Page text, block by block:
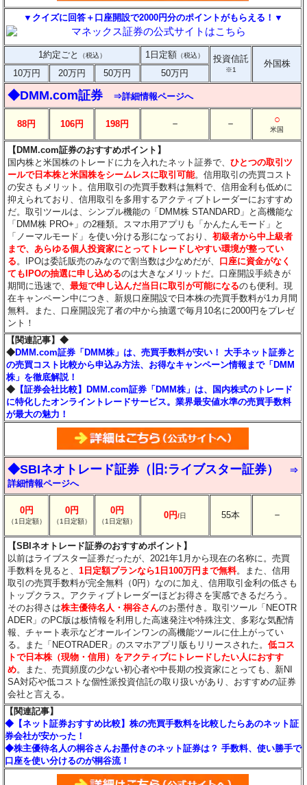
▼クイズに回答＋口座開設で2000円分のポイントがもらえる！▼
1約定ごと （税込） 1日定額 （税込） 投資信託
※1
外国株
10万円
20万円 50万円 50万円
◆DMM.com証券 ⇒詳細情報ページへ
88円 106円 198円 － － ○
米国
【DMM.com証券のおすすめポイント】
国内株と米国株のトレードに力を入れたネット証券で、ひとつの取引ツ
ールで日本株と米国株をシームレスに取引可能。信用取引の売買コスト
の安さもメリット。信用取引の売買手数料は無料で、信用金利も低めに
抑えられており、信用取引を多用するアクティブトレーダーにおすすめ
だ。取引ツールは、シンプル機能の「DMM株 STANDARD」と高機能な
「DMM株 PRO+」の2種類。スマホ用アプリも「かんたんモード」と
「ノーマルモード」を使い分ける形になっており、初級者から中上級者
まで、あらゆる個人投資家にとってトレードしやすい環境が整ってい
る 。IPOは委託販売のみなので割当数は少なめだが、 口座に資金がなく
てもIPOの抽選に申し込めるのは大きなメリットだ。口座開設手続きが
期間に迅速で、最短で申し込んだ当日に取引が可能になるのも便利。現
在キャンペーン中につき、新規口座開設で日本株の売買手数料が1カ月間
無料。また、口座開設完了者の中から抽選で毎月10名に2000円をプレゼ
ント！
【関連記事】◆
◆DMM.com証券「DMM株」は、売買手数料が安い！ 大手ネット証券と
の売買コスト比較から申込み方法、お得なキャンペーン情報まで「DMM
株」を徹底解説！
◆ 【証券会社比較】DMM.com証券「DMM株」は、国内株式のトレード
に特化したオンライントレードサービス。業界最安値水準の売買手数料
が最大の魅力！
◆SBIネオトレード証券（旧:ライブスター証券）
⇒
詳細情報ページへ
0円
（1日定額）
0円
（1日定額）
0円
（1日定額）
0円/日 55本 －
【SBIネオトレード証券のおすすめポイント】
以前はライブスター証券だったが、2021年1月から現在の名称に。売買
手数料を見ると、1日定額プランなら1日100万円まで無料。また、信用
取引の売買手数料が完全無料（0円）なのに加え、信用取引金利の低さも
トップクラス。アクティブトレーダーほどお得さを実感できるだろう。
そのお得さは株主優待名人・桐谷さんのお墨付き。取引ツール「NEOTR
ADER」のPC版は板情報を利用した高速発注や特殊注文、多彩な気配情
報、チャート表示などオールインワンの高機能ツールに仕上がってい
る。また「NEOTRADER」のスマホアプリ版もリリースされた。低コス
トで日本株（現物・信用）をアクティブにトレードしたい人におすす
め。また、売買頻度の少ない初心者や中長期の投資家にとっても、新NI
SA対応や低コストな個性派投資信託の取り扱いがあり、おすすめの証券
会社と言える。
【関連記事】
◆【ネット証券おすすめ比較】株の売買手数料を比較したらあのネット証
券会社が安かった！
◆株主優待名人の桐谷さんお墨付きのネット証券は？ 手数料、使い勝手で
口座を使い分けるのが桐谷流！